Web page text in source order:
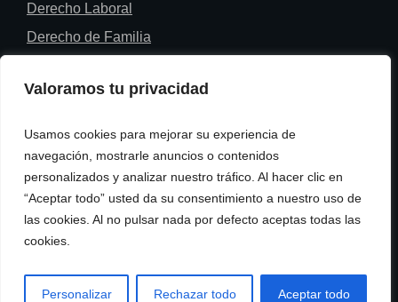
Valoramos tu privacidad
Usamos cookies para mejorar su experiencia de
navegación, mostrarle anuncios o contenidos
personalizados y analizar nuestro tráfico. Al hacer clic en
“Aceptar todo” usted da su consentimiento a nuestro uso de
las cookies. Al no pulsar nada por defecto aceptas todas las
cookies.
Personalizar Rechazar todo Aceptar todo
Derecho Laboral
Derecho de Familia
Derecho Civil
Trámites Legales
Política de Privacidad
Política de Cookies
Términos y Condiciones de Uso